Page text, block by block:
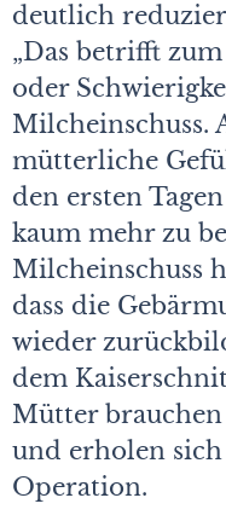
deutlich
„Das betrifft
oder
Milcheinschuss.
mütterliche
den ersten
kaum mehr zu
Milcheinschuss
dass die
wieder
dem
Mütter
und erholen
Operation.